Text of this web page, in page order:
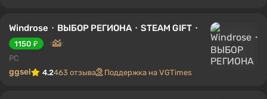
Windrose・ВЫБОР РЕГИОНА・STEAM GIFT・
1150 ₽
PC
ggsel 4.2463 отзыва Поддержка на VGTimes